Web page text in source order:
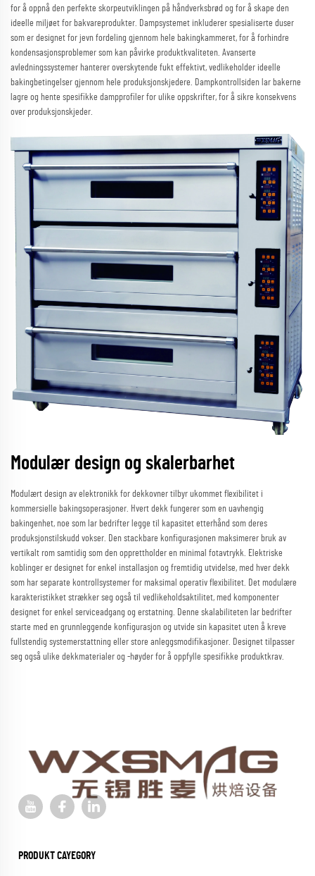
for å oppnå den perfekte skorpeutviklingen på håndverksbrød og for å skape den
ideelle miljøet for bakvareprodukter. Dampsystemet inkluderer spesialiserte duser
som er designet for jevn fordeling gjennom hele bakingkammeret, for å forhindre
kondensasjonsproblemer som kan påvirke produktkvaliteten. Avanserte
avledningssystemer hanterer overskytende fukt effektivt, vedlikeholder ideelle
bakingbetingelser gjennom hele produksjonskjedere. Dampkontrollsiden lar bakerne
lagre og hente spesifikke dampprofiler for ulike oppskrifter, for å sikre konsekvens
over produksjonskjeder.
Modulær design og skalerbarhet
Modulært design av elektronikk for dekkovner tilbyr ukommet flexibilitet i
kommersielle bakingsoperasjoner. Hvert dekk fungerer som en uavhengig
bakingenhet, noe som lar bedrifter legge til kapasitet etterhånd som deres
produksjonstilskudd vokser. Den stackbare konfigurasjonen maksimerer bruk av
vertikalt rom samtidig som den opprettholder en minimal fotavtrykk. Elektriske
koblinger er designet for enkel installasjon og fremtidig utvidelse, med hver dekk
som har separate kontrollsystemer for maksimal operativ flexibilitet. Det modulære
karakteristikket strækker seg også til vedlikeholdsaktilitet, med komponenter
designet for enkel serviceadgang og erstatning. Denne skalabiliteten lar bedrifter
starte med en grunnleggende konfigurasjon og utvide sin kapasitet uten å kreve
fullstendig systemerstattning eller store anleggsmodifikasjoner. Designet tilpasser
seg også ulike dekkmaterialer og -høyder for å oppfylle spesifikke produktkrav.
PRODUKT CAYEGORY